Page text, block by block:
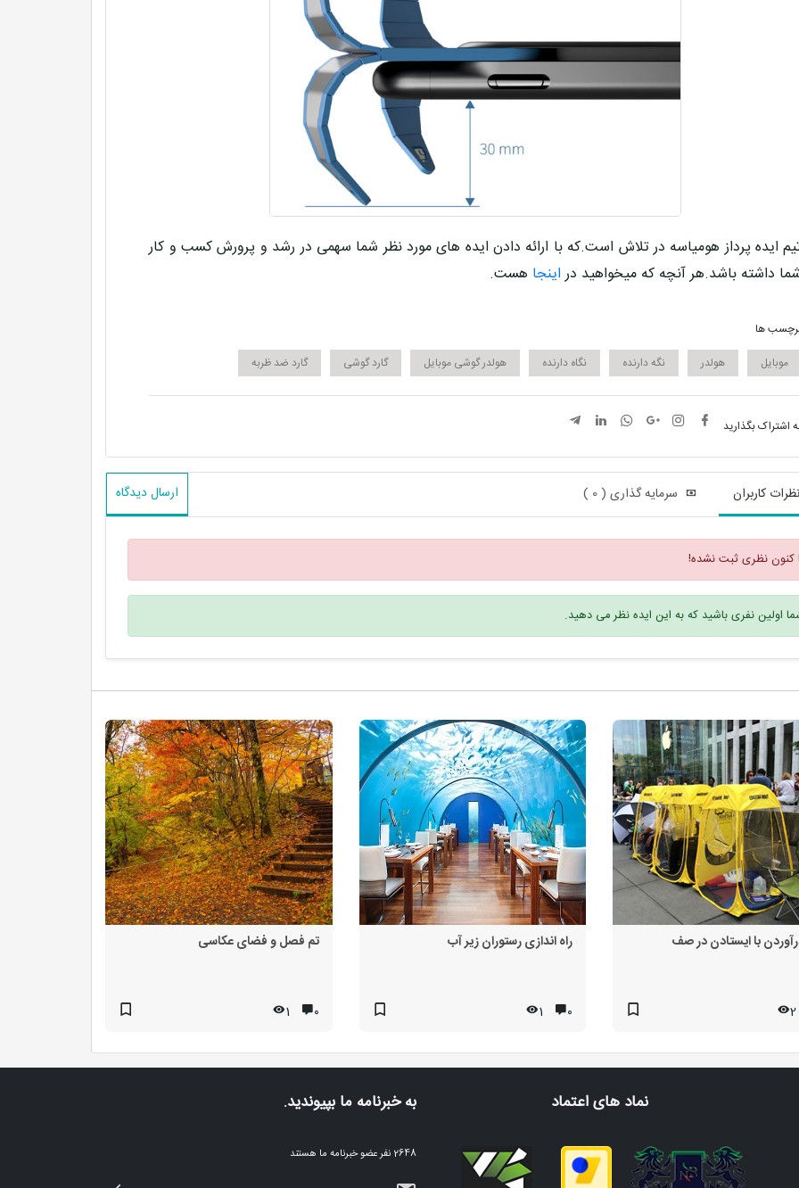
ایده پرداز هومیاسه در تلاش است.که با ارائه دادن ایده های مورد نظر شما سهمی در رشد و پرورش کسب و کار
داشته باشد.هر آنچه که میخواهید دراینجا هست.
ها
موبایل
هولدر نگه دارنده نگاه دارنده هولدر گوشی موبایل گارد گوشی گارد ضد ظربه
اشتراک بگذارید
نظرات کاربران سرمایه گذاری ( 0 ) ارسال دیدگاه
کنون نظری ثبت نشده!
اولین نفری باشید که به این ایده نظر می دهید.
با ایستادن در صف
2
راه اندازی رستوران زیر آب
۰ 1
تم فصل و فضای عکاسی
۰ 1
نماد های اعتماد به خبرنامه ما بپیوندید.
2648 نفر عضو خبرنامه ما هستند